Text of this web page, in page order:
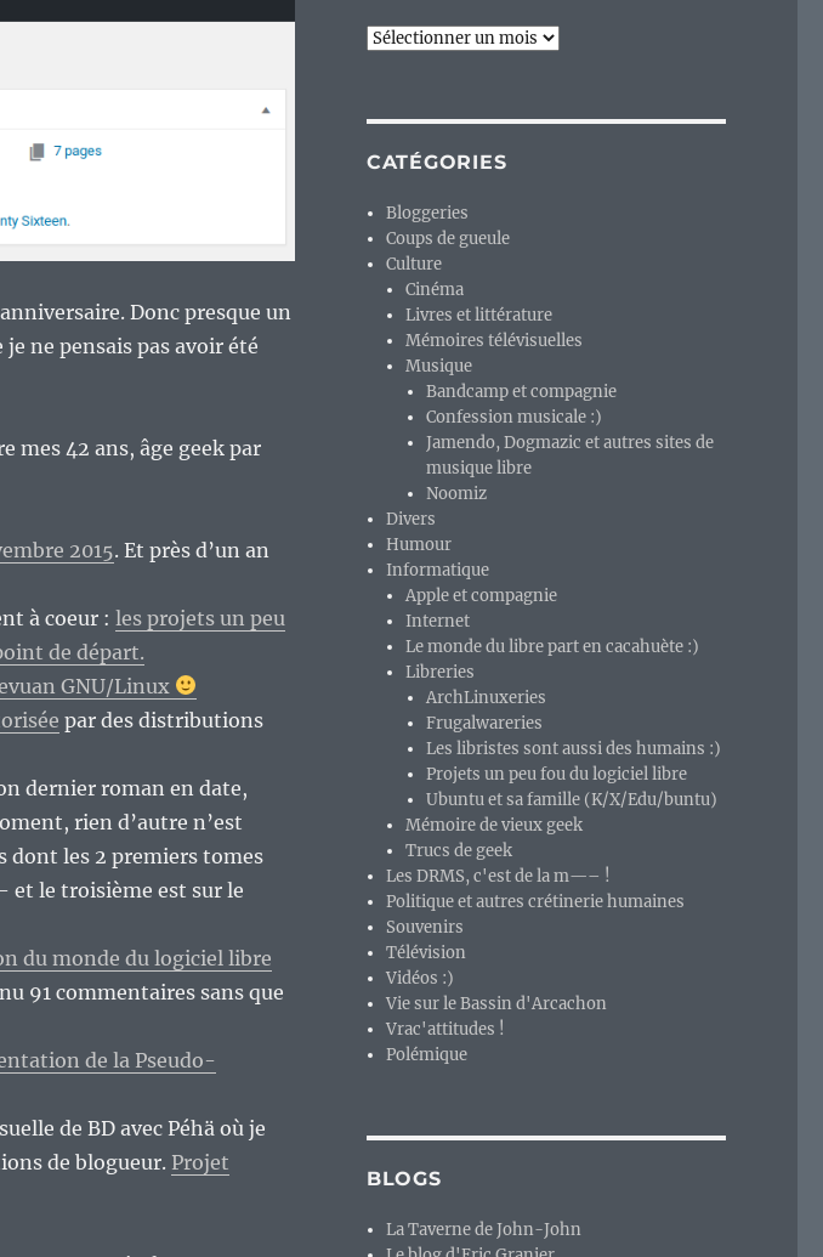
Donc presque un
ne pensais pas avoir été
mes 42 ans, âge geek par
2015. Et près d’un an
à coeur : les projets un peu
de départ.
GNU/Linux
par des distributions
dernier roman en date,
rien d’autre n’est
dont les 2 premiers tomes
et le troisième est sur le
du monde du logiciel libre
91 commentaires sans que
de la Pseudo-
de BD avec Péhä où je
de blogueur. Projet
Archives
CATÉGORIES
Bloggeries
Coups de gueule
Culture
Cinéma
Livres et littérature
Mémoires télévisuelles
Musique
Bandcamp et compagnie
Confession musicale :)
Jamendo, Dogmazic et autres sites de
musique libre
Noomiz
Divers
Humour
Informatique
Apple et compagnie
Internet
Le monde du libre part en cacahuète :)
Libreries
ArchLinuxeries
Frugalwareries
Les libristes sont aussi des humains :)
Projets un peu fou du logiciel libre
Ubuntu et sa famille (K/X/Edu/buntu)
Mémoire de vieux geek
Trucs de geek
Les DRMS, c'est de la m—– !
Politique et autres crétinerie humaines
Souvenirs
Télévision
Vidéos :)
Vie sur le Bassin d'Arcachon
Vrac'attitudes !
Polémique
BLOGS
La Taverne de John-John